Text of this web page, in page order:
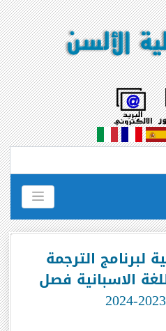
لبرنامج الترجمة
الاسبانية فصل